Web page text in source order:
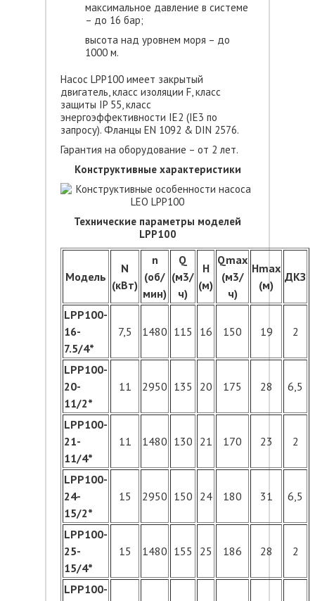
максимальное давление в системе
– до 16 бар;
высота над уровнем моря – до
1000 м.
Насос LPP100 имеет закрытый
двигатель, класс изоляции F, класс
защиты IP 55, класс
энергоэффективности IE2 (IE3 по
запросу). Фланцы EN 1092 & DIN 2576.
Гарантия на оборудование – от 2 лет.
Конструктивные характеристики
Технические параметры моделей
LPP100
Модель
N
(кВт)
n
(об/
мин)
Q
(м3/
ч)
H
(м)
Qmax
(м3/
ч)
Hmax
(м)
ДКЗ
LPP100-
16-
7.5/4*
7,5 1480 115 16 150 19 2
LPP100-
20-
11/2*
11 2950 135 20 175 28 6,5
LPP100-
21-
11/4*
11 1480 130 21 170 23 2
LPP100-
24-
15/2*
15 2950 150 24 180 31 6,5
LPP100-
25-
15/4*
15 1480 155 25 186 28 2
LPP100-